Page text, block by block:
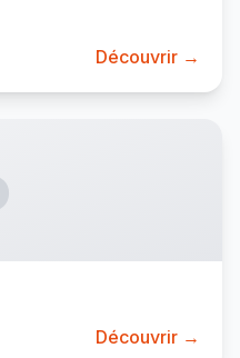
Découvrir →
Découvrir →